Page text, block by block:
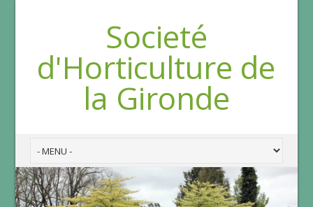
Societé
d'Horticulture de
la Gironde